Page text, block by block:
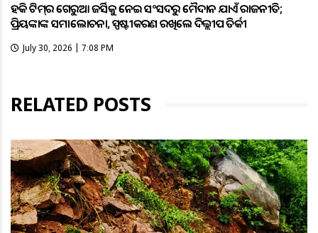
ହକି ଟିମ୍‌ର ଗେରୁଆ ଜର୍ସିକୁ ନେଇ ସଂସଦରୁ ମୈଦାନ ଯାଏଁ ରାଜନୀତି;
ପ୍ରିୟଙ୍କାଙ୍କ ସମାଲୋଚନା, ସ୍ପଷ୍ଟୀକରଣ ରଖିଲେ ଦିଲ୍ଲୀପ ତିର୍କୀ
July 30, 2026 | 7:08 PM
RELATED POSTS